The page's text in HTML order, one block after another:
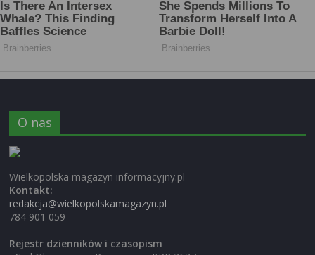
O nas
Wielkopolska magazyn informacyjny.pl
Kontakt:
redakcja@wielkopolskamagazyn.pl
784 901 059
Rejestr dzienników i czasopism